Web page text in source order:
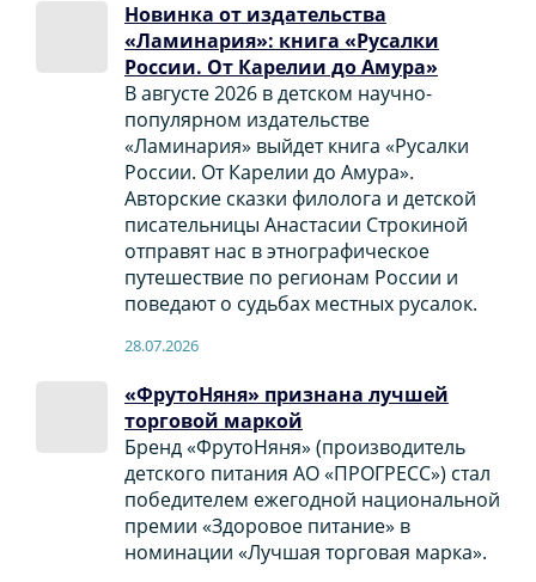
Новинка от издательства
«Ламинария»: книга «Русалки
России. От Карелии до Амура»
В августе 2026 в детском научно-
популярном издательстве
«Ламинария» выйдет книга «Русалки
России. От Карелии до Амура».
Авторские сказки филолога и детской
писательницы Анастасии Строкиной
отправят нас в этнографическое
путешествие по регионам России и
поведают о судьбах местных русалок.
28.07.2026
«ФрутоНяня» признана лучшей
торговой маркой
Бренд «ФрутоНяня» (производитель
детского питания АО «ПРОГРЕСС») стал
победителем ежегодной национальной
премии «Здоровое питание» в
номинации «Лучшая торговая марка».